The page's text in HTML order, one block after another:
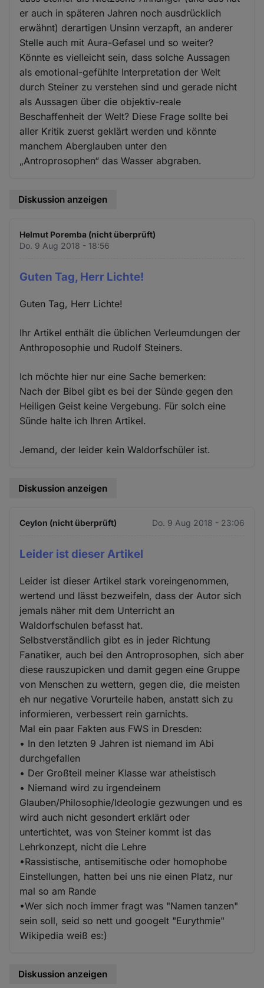
er auch in späteren Jahren noch ausdrücklich
erwähnt) derartigen Unsinn verzapft, an anderer
Stelle auch mit Aura-Gefasel und so weiter?
Könnte es vielleicht sein, dass solche Aussagen
als emotional-gefühlte Interpretation der Welt
durch Steiner zu verstehen sind und gerade nicht
als Aussagen über die objektiv-reale
Beschaffenheit der Welt? Diese Frage sollte bei
aller Kritik zuerst geklärt werden und könnte
manchem Aberglauben unter den
„Antroprosophen“ das Wasser abgraben.
Diskussion anzeigen
Helmut Poremba (nicht überprüft)
Do. 9 Aug 2018 - 18:56
Guten Tag, Herr Lichte!
Guten Tag, Herr Lichte!
Ihr Artikel enthält die üblichen Verleumdungen der
Anthroposophie und Rudolf Steiners.
Ich möchte hier nur eine Sache bemerken:
Nach der Bibel gibt es bei der Sünde gegen den
Heiligen Geist keine Vergebung. Für solch eine
Sünde halte ich Ihren Artikel.
Jemand, der leider kein Waldorfschüler ist.
Diskussion anzeigen
Ceylon (nicht überprüft) Do. 9 Aug 2018 - 23:06
Leider ist dieser Artikel
Leider ist dieser Artikel stark voreingenommen,
wertend und lässt bezweifeln, dass der Autor sich
jemals näher mit dem Unterricht an
Waldorfschulen befasst hat.
Selbstverständlich gibt es in jeder Richtung
Fanatiker, auch bei den Antroprosophen, sich aber
diese rauszupicken und damit gegen eine Gruppe
von Menschen zu wettern, gegen die, die meisten
eh nur negative Vorurteile haben, anstatt sich zu
informieren, verbessert rein garnichts.
Mal ein paar Fakten aus FWS in Dresden:
• In den letzten 9 Jahren ist niemand im Abi
durchgefallen
• Der Großteil meiner Klasse war atheistisch
• Niemand wird zu irgendeinem
Glauben/Philosophie/Ideologie gezwungen und es
wird auch nicht gesondert erklärt oder
untertichtet, was von Steiner kommt ist das
Lehrkonzept, nicht die Lehre
•Rassistische, antisemitische oder homophobe
Einstellungen, hatten bei uns nie einen Platz, nur
mal so am Rande
•Wer sich noch immer fragt was "Namen tanzen"
sein soll, seid so nett und googelt "Eurythmie"
Wikipedia weiß es:)
Diskussion anzeigen